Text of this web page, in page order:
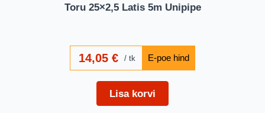
Toru 25×2,5 Latis 5m Unipipe
14,05 € tk
Lisa korvi